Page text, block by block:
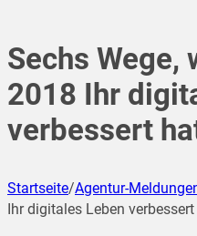
Sechs Wege,
2018 Ihr
verbessert
Startseite/Agentur-
Ihr digitales Leben